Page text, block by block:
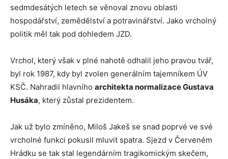
sedmdesátých letech se věnoval znovu oblasti
hospodářství, zemědělství a potravinářství. Jako vrcholný
politik měl tak pod dohledem JZD.
Vrchol, který však v plné nahotě odhalil jeho pravou tvář,
byl rok 1987, kdy byl zvolen generálním tajemníkem ÚV
KSČ. Nahradil hlavního architekta normalizace Gustava
Husáka, který zůstal prezidentem.
Jak už bylo zmíněno, Miloš Jakeš se snad poprvé ve své
vrcholné funkci pokusil mluvit spatra. Sjezd v Červeném
Hrádku se tak stal legendárním tragikomickým skečem,